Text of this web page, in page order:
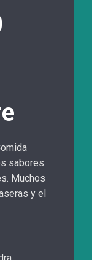
sabores
Muchos
y el